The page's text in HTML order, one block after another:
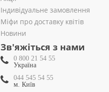
Індивідуальне замовлення
Міфи про доставку квітів
Новини
Зв'яжіться з нами
0 800 21 54 55
Україна
044 545 54 55
м. Київ